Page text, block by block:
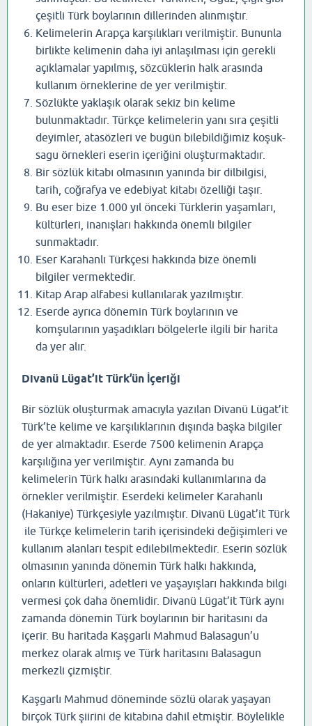
çeşitli Türk boylarının dillerinden alınmıştır.
Kelimelerin Arapça karşılıkları verilmiştir. Bununla
birlikte kelimenin daha iyi anlaşılması için gerekli
açıklamalar yapılmış, sözcüklerin halk arasında
kullanım örneklerine de yer verilmiştir.
Sözlükte yaklaşık olarak sekiz bin kelime
bulunmaktadır. Türkçe kelimelerin yanı sıra çeşitli
deyimler, atasözleri ve bugün bilebildiğimiz koşuk-
sagu örnekleri eserin içeriğini oluşturmaktadır.
Bir sözlük kitabı olmasının yanında bir dilbilgisi,
tarih, coğrafya ve edebiyat kitabı özelliği taşır.
Bu eser bize 1.000 yıl önceki Türklerin yaşamları,
kültürleri, inanışları hakkında önemli bilgiler
sunmaktadır.
Eser Karahanlı Türkçesi hakkında bize önemli
bilgiler vermektedir.
Kitap Arap alfabesi kullanılarak yazılmıştır.
Eserde ayrıca dönemin Türk boylarının ve
komşularının yaşadıkları bölgelerle ilgili bir harita
da yer alır.
Divanü Lügat’it Türk’ün İçeriği
Bir sözlük oluşturmak amacıyla yazılan Divanü Lügat’it
Türk’te kelime ve karşılıklarının dışında başka bilgiler
de yer almaktadır. Eserde 7500 kelimenin Arapça
karşılığına yer verilmiştir. Aynı zamanda bu
kelimelerin Türk halkı arasındaki kullanımlarına da
örnekler verilmiştir. Eserdeki kelimeler Karahanlı
(Hakaniye) Türkçesiyle yazılmıştır. Divanü Lügat’it Türk
ile Türkçe kelimelerin tarih içerisindeki değişimleri ve
kullanım alanları tespit edilebilmektedir. Eserin sözlük
olmasının yanında dönemin Türk halkı hakkında,
onların kültürleri, adetleri ve yaşayışları hakkında bilgi
vermesi çok daha önemlidir. Divanü Lügat’it Türk aynı
zamanda dönemin Türk boylarının bir haritasını da
içerir. Bu haritada Kaşgarlı Mahmud Balasagun’u
merkez olarak almış ve Türk haritasını Balasagun
merkezli çizmiştir.
Kaşgarlı Mahmud döneminde sözlü olarak yaşayan
birçok Türk şiirini de kitabına dahil etmiştir. Böylelikle